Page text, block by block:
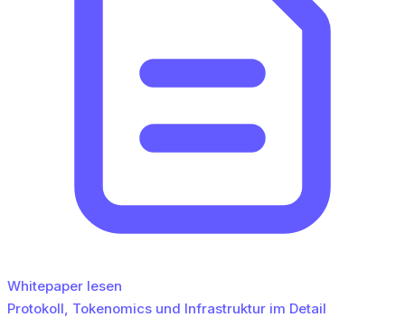
Whitepaper lesen
Protokoll, Tokenomics und Infrastruktur im Detail